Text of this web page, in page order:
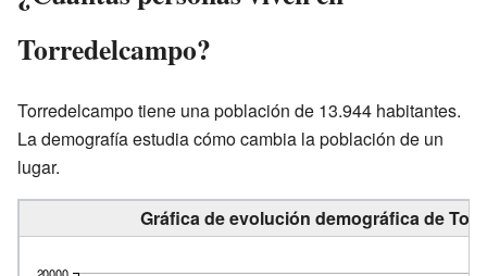
Torredelcampo?
Torredelcampo tiene una población de 13.944 habitantes.
La demografía estudia cómo cambia la población de un
lugar.
Gráfica de evolución demográfica de